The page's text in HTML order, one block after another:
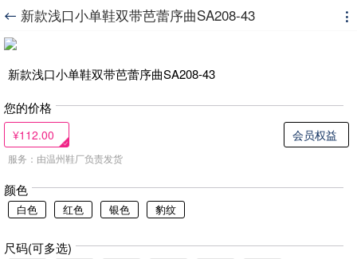
 新款浅口小单鞋双带芭蕾序曲SA208-43 
新款浅口小单鞋双带芭蕾序曲SA208-43
您的价格
¥112.00 会员权益
服务：由温州鞋厂负责发货
颜色
白色 红色 银色 豹纹
尺码(可多选)